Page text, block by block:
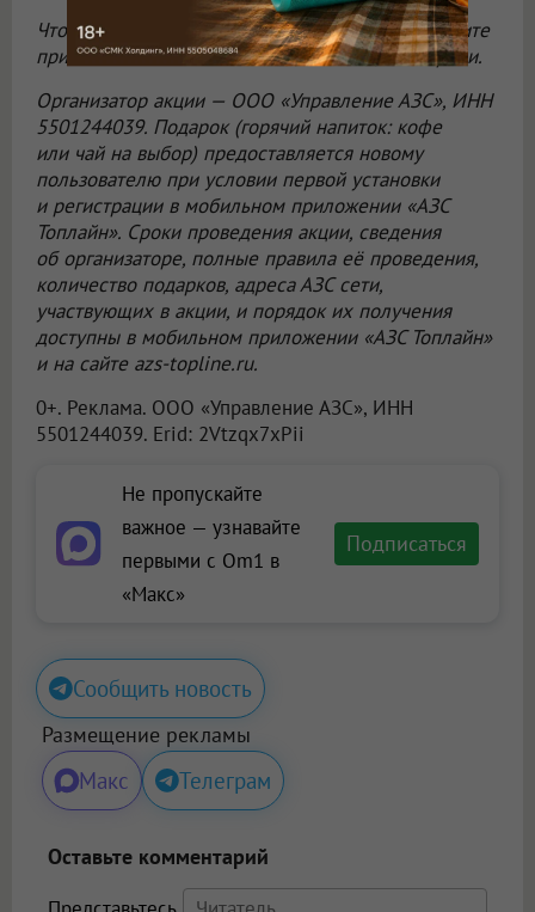
Чтобы воспользоваться новым сервисом, обновите
приложение «АЗС Топлайн» до последней версии.
Организатор акции — ООО «Управление АЗС», ИНН
5501244039. Подарок (горячий напиток: кофе
или чай на выбор) предоставляется новому
пользователю при условии первой установки
и регистрации в мобильном приложении «АЗС
Топлайн». Сроки проведения акции, сведения
об организаторе, полные правила её проведения,
количество подарков, адреса АЗС сети,
участвующих в акции, и порядок их получения
доступны в мобильном приложении «АЗС Топлайн»
и на сайте azs-topline.ru.
0+. Реклама. ООО «Управление АЗС», ИНН
5501244039. Erid: 2Vtzqx7xPii
Не пропускайте
важное — узнавайте
первыми с Om1 в
«Макс»
Подписаться
Сообщить новость
Размещение рекламы
Макс Телеграм
Оставьте комментарий